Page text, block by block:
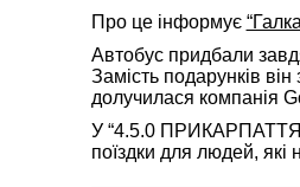
Про це інформує
Автобус придбали
Замість подарунків
долучилася компанія
У “4.5.0 ПРИКАРПАТТЯ”
поїздки для людей,